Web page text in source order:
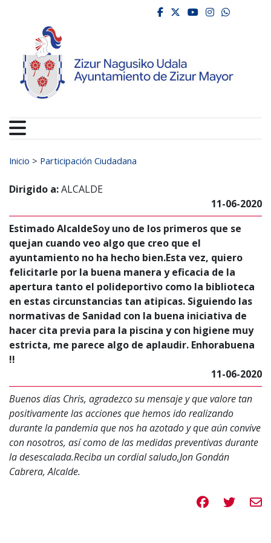
Ayuntamiento de
facebook
twitter
youtube
Buscar:
Inicio > Participación Ciudadana
Dirigido a:ALCALDE
11-06-2020
Estimado AlcaldeSoy uno de los primeros que se
quejan cuando veo algo que creo que el
ayuntamiento no ha hecho bien.Esta vez, quiero
felicitarle por la buena manera y eficacia de la
apertura tanto el polideportivo como la biblioteca
en estas circunstancias tan atipicas. Siguiendo las
normativas de Sanidad con la buena iniciativa de
hacer cita previa para la piscina y con higiene muy
estricta, me parece algo de aplaudir. Enhorabuena
!!
11-06-2020
Buenos días Chris, agradezco su mensaje y que valore tan
positivamente las acciones que hemos ido realizando
durante la pandemia que nos ha azotado y que aún convive
con nosotros, así como de las medidas preventivas durante
la desescalada.Reciba un cordial saludo,Jon Gondán
Cabrera, Alcalde.
Compartir en